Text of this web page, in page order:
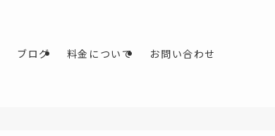
ブログ 料金について お問い合わせ